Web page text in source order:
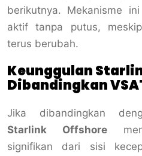
berikutnya. Mekanisme
aktif tanpa putus,
terus berubah.
Keunggulan
Dibandingkan
Jika dibandingkan
Starlink Offshore
signifikan dari sisi